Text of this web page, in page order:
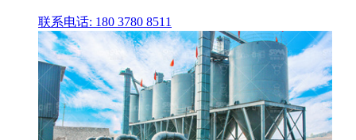
联系电话: 180 3780 8511